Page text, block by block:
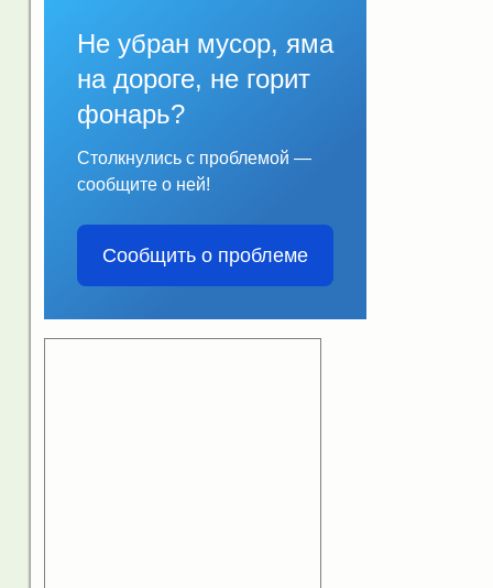
Не убран мусор, яма
на дороге, не горит
фонарь?
Столкнулись с проблемой —
сообщите о ней!
Сообщить о проблеме